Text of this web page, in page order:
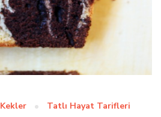
Kekler Tatlı Hayat Tarifleri